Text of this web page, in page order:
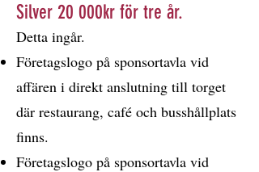
Silver 20 000kr för tre år.
Detta ingår.
Företagslogo på sponsortavla vid
affären i direkt anslutning till torget
där restaurang, café och busshållplats
finns.
Företagslogo på sponsortavla vid